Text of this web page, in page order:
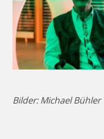
Bilder: Michael Bühler